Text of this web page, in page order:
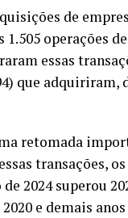
de
operações
essas
que adquiriram,
retomada
transações,
2024 superou
e demais